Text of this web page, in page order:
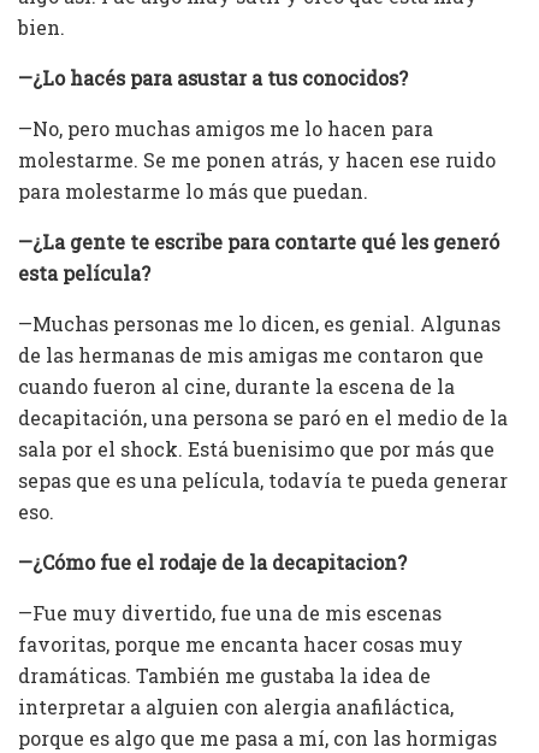
bien.
—¿Lo hacés para asustar a tus conocidos?
—No, pero muchas amigos me lo hacen para
molestarme. Se me ponen atrás, y hacen ese ruido
para molestarme lo más que puedan.
—¿La gente te escribe para contarte qué les generó
esta película?
—Muchas personas me lo dicen, es genial. Algunas
de las hermanas de mis amigas me contaron que
cuando fueron al cine, durante la escena de la
decapitación, una persona se paró en el medio de la
sala por el shock. Está buenisimo que por más que
sepas que es una película, todavía te pueda generar
eso.
—¿Cómo fue el rodaje de la decapitacion?
—Fue muy divertido, fue una de mis escenas
favoritas, porque me encanta hacer cosas muy
dramáticas. También me gustaba la idea de
interpretar a alguien con alergia anafiláctica,
porque es algo que me pasa a mí, con las hormigas